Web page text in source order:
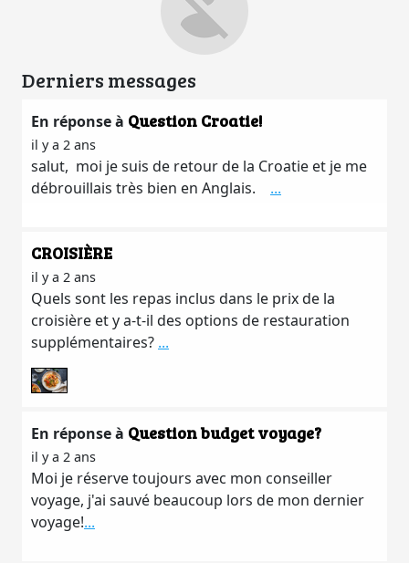
Derniers messages
En réponse à Question Croatie!
il y a 2 ans
salut, moi je suis de retour de la Croatie et je me
débrouillais très bien en Anglais. ...
CROISIÈRE
il y a 2 ans
Quels sont les repas inclus dans le prix de la
croisière et y a-t-il des options de restauration
supplémentaires? ...
En réponse à Question budget voyage?
il y a 2 ans
Moi je réserve toujours avec mon conseiller
voyage, j'ai sauvé beaucoup lors de mon dernier
voyage!...